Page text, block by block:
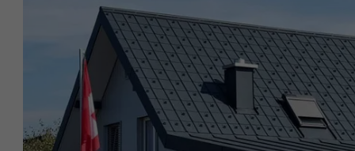
Laufzeit
Zweck
Laufzeit
Zweck
Name